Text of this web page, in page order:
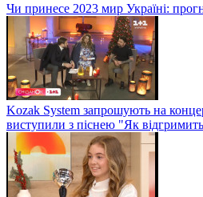
Чи принесе 2023 мир Україні:
Kozak System запрошують на
виступили з піснею "Як